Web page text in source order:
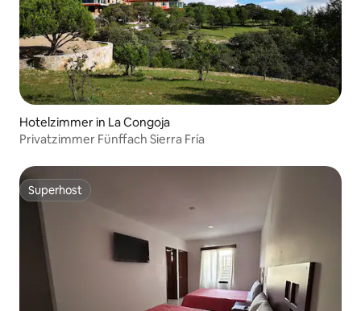
Hotelzimmer in La Congoja
Privatzimmer Fünffach Sierra Fría
Superhost
Superhost